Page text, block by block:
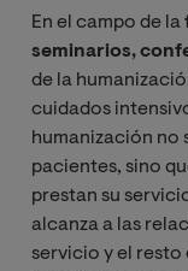
En el campo de la
seminarios,
de la
cuidados
humanización no
pacientes, sino
prestan su
alcanza a las
servicio y el resto